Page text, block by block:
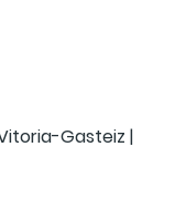
Gasteiz |